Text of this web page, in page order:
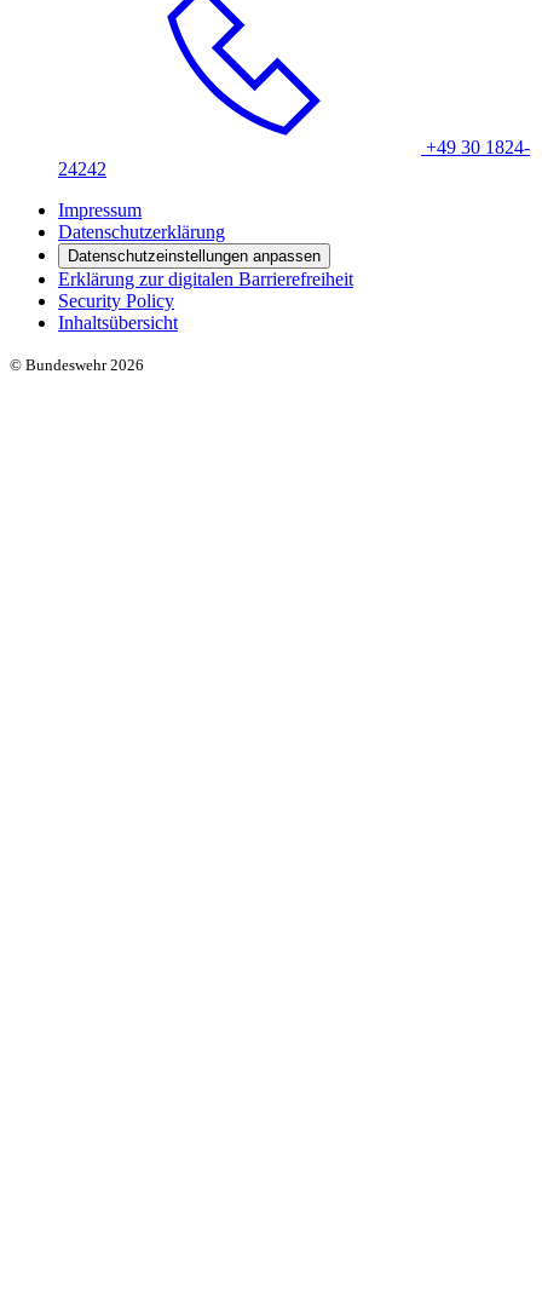
+49 30 1824-
24242
Impressum
Datenschutzerklärung
Datenschutzeinstellungen anpassen
Erklärung zur digitalen Barrierefreiheit
Security Policy
Inhaltsübersicht
© Bundeswehr 2026